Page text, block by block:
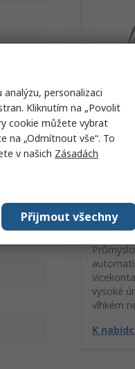
v
vysoké
vlhkém
K
personalizaci
Kliknutím na „Povolit
cookie můžete vybrat
na „Odmítnout vše“. To
v našich Zásadách
Přijmout všechny